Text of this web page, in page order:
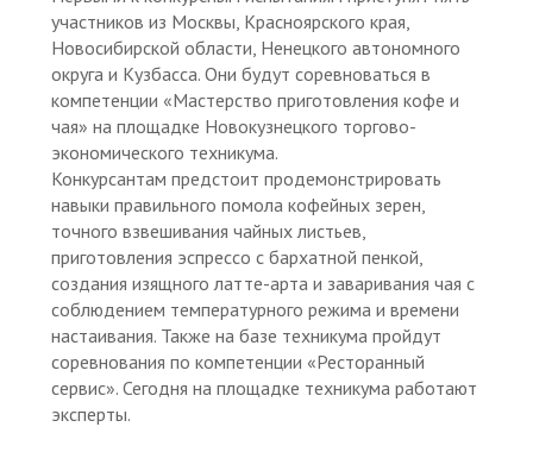
участников из Москвы, Красноярского края,
Новосибирской области, Ненецкого автономного
округа и Кузбасса. Они будут соревноваться в
компетенции «Мастерство приготовления кофе и
чая» на площадке Новокузнецкого торгово-
экономического техникума.
Конкурсантам предстоит продемонстрировать
навыки правильного помола кофейных зерен,
точного взвешивания чайных листьев,
приготовления эспрессо с бархатной пенкой,
создания изящного латте-арта и заваривания чая с
соблюдением температурного режима и времени
настаивания. Также на базе техникума пройдут
соревнования по компетенции «Ресторанный
сервис». Сегодня на площадке техникума работают
эксперты.